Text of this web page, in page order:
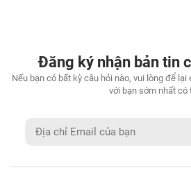
Đăng ký nhận bản tin
Nếu bạn có bất kỳ câu hỏi nào, vui lòng để
với bạn sớm nhất có